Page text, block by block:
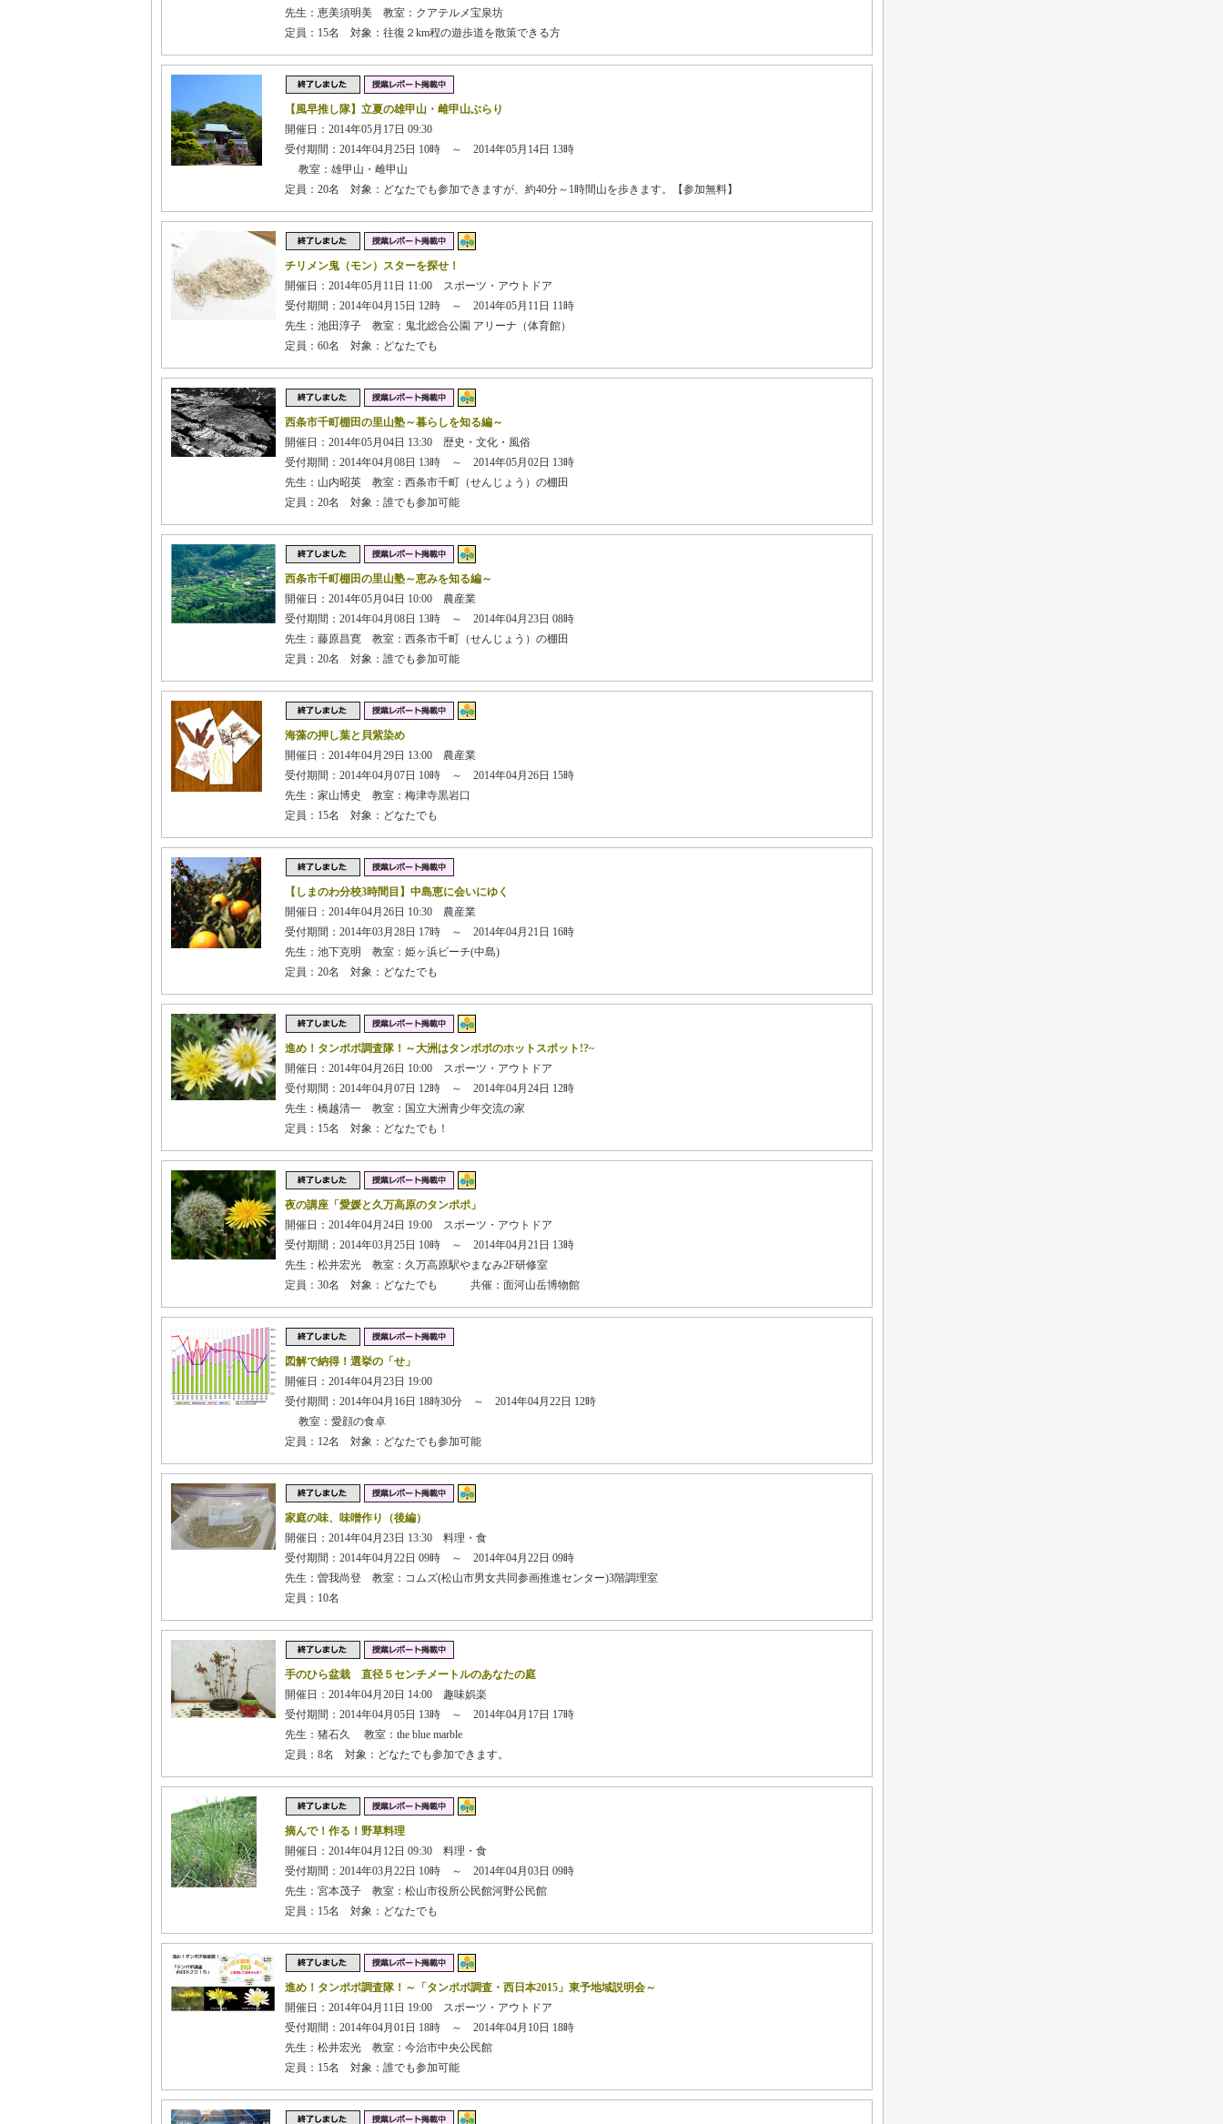
先生：恵美須明美 教室：クアテルメ宝泉坊
定員：15名 対象：往復２km程の遊歩道を散策できる方
【風早推し隊】立夏の雄甲山・雌甲山ぶらり
開催日：2014年05月17日 09:30
受付期間：2014年04月25日 10時 ～ 2014年05月14日 13時
教室：雄甲山・雌甲山
定員：20名 対象：どなたでも参加できますが、約40分～1時間山を歩きます。【参加無料】
チリメン鬼（モン）スターを探せ！
開催日：2014年05月11日 11:00 スポーツ・アウトドア
受付期間：2014年04月15日 12時 ～ 2014年05月11日 11時
先生：池田淳子 教室：鬼北総合公園 アリーナ（体育館）
定員：60名 対象：どなたでも
西条市千町棚田の里山塾～暮らしを知る編～
開催日：2014年05月04日 13:30 歴史・文化・風俗
受付期間：2014年04月08日 13時 ～ 2014年05月02日 13時
先生：山内昭英 教室：西条市千町（せんじょう）の棚田
定員：20名 対象：誰でも参加可能
西条市千町棚田の里山塾～恵みを知る編～
開催日：2014年05月04日 10:00 農産業
受付期間：2014年04月08日 13時 ～ 2014年04月23日 08時
先生：藤原昌寛 教室：西条市千町（せんじょう）の棚田
定員：20名 対象：誰でも参加可能
海藻の押し葉と貝紫染め
開催日：2014年04月29日 13:00 農産業
受付期間：2014年04月07日 10時 ～ 2014年04月26日 15時
先生：家山博史 教室：梅津寺黒岩口
定員：15名 対象：どなたでも
【しまのわ分校3時間目】中島恵に会いにゆく
開催日：2014年04月26日 10:30 農産業
受付期間：2014年03月28日 17時 ～ 2014年04月21日 16時
先生：池下克明 教室：姫ヶ浜ビーチ(中島)
定員：20名 対象：どなたでも
進め！タンポポ調査隊！～大洲はタンポポのホットスポット!?~
開催日：2014年04月26日 10:00 スポーツ・アウトドア
受付期間：2014年04月07日 12時 ～ 2014年04月24日 12時
先生：橋越清一 教室：国立大洲青少年交流の家
定員：15名 対象：どなたでも！
夜の講座「愛媛と久万高原のタンポポ」
開催日：2014年04月24日 19:00 スポーツ・アウトドア
受付期間：2014年03月25日 10時 ～ 2014年04月21日 13時
先生：松井宏光 教室：久万高原駅やまなみ2F研修室
定員：30名 対象：どなたでも 共催：面河山岳博物館
図解で納得！選挙の「せ」
開催日：2014年04月23日 19:00
受付期間：2014年04月16日 18時30分 ～ 2014年04月22日 12時
教室：愛顔の食卓
定員：12名 対象：どなたでも参加可能
家庭の味、味噌作り（後編）
開催日：2014年04月23日 13:30 料理・食
受付期間：2014年04月22日 09時 ～ 2014年04月22日 09時
先生：曽我尚登 教室：コムズ(松山市男女共同参画推進センター)3階調理室
定員：10名
手のひら盆栽 直径５センチメートルのあなたの庭
開催日：2014年04月20日 14:00 趣味娯楽
受付期間：2014年04月05日 13時 ～ 2014年04月17日 17時
先生：猪石久 教室：the blue marble
定員：8名 対象：どなたでも参加できます。
摘んで！作る！野草料理
開催日：2014年04月12日 09:30 料理・食
受付期間：2014年03月22日 10時 ～ 2014年04月03日 09時
先生：宮本茂子 教室：松山市役所公民館河野公民館
定員：15名 対象：どなたでも
進め！タンポポ調査隊！～「タンポポ調査・西日本2015」東予地域説明会～
開催日：2014年04月11日 19:00 スポーツ・アウトドア
受付期間：2014年04月01日 18時 ～ 2014年04月10日 18時
先生：松井宏光 教室：今治市中央公民館
定員：15名 対象：誰でも参加可能